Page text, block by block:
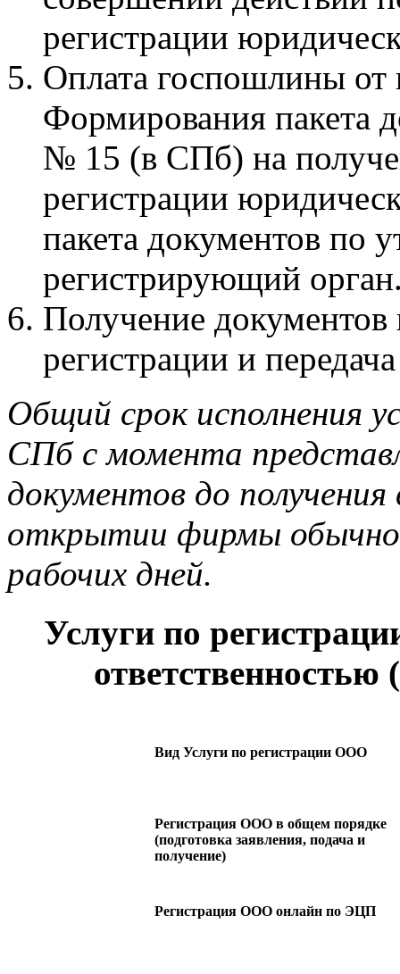
регистрации
Оплата госпошлины от
Формирования пакета
№ 15 (в СПб) на
регистрации
пакета документов по
регистрирующий
Получение документов
регистрации и
Общий срок исполнения
СПб с момента
документов до
открытии фирмы обычно
рабочих дней.
Услуги по
Вид Услуги по регистрации ООО
Регистрация ООО в общем порядке
(подготовка заявления, подача и
получение)
Регистрация ООО онлайн по ЭЦП